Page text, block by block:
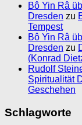
Bô Yin Râ
Dresden zu
Tempest
Bô Yin Râ
Dresden zu
(Konrad
Rudolf
Spiritualität
Geschehen
Schlagworte